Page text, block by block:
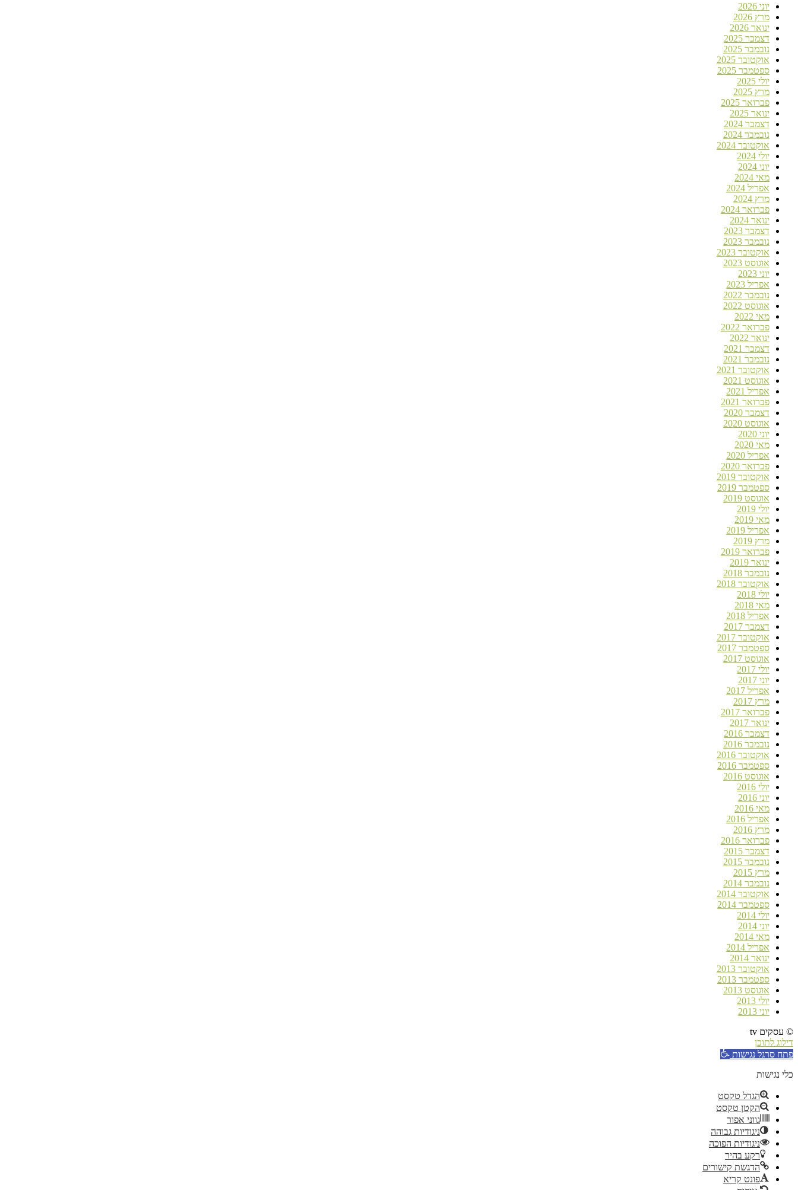
יוני 2026
מרץ 2026
ינואר 2026
דצמבר 2025
נובמבר 2025
אוקטובר 2025
ספטמבר 2025
יולי 2025
מרץ 2025
פברואר 2025
ינואר 2025
דצמבר 2024
נובמבר 2024
אוקטובר 2024
יולי 2024
יוני 2024
מאי 2024
אפריל 2024
מרץ 2024
פברואר 2024
ינואר 2024
דצמבר 2023
נובמבר 2023
אוקטובר 2023
אוגוסט 2023
יוני 2023
אפריל 2023
נובמבר 2022
אוגוסט 2022
מאי 2022
פברואר 2022
ינואר 2022
דצמבר 2021
נובמבר 2021
אוקטובר 2021
אוגוסט 2021
אפריל 2021
פברואר 2021
דצמבר 2020
אוגוסט 2020
יוני 2020
מאי 2020
אפריל 2020
פברואר 2020
אוקטובר 2019
ספטמבר 2019
אוגוסט 2019
יולי 2019
מאי 2019
אפריל 2019
מרץ 2019
פברואר 2019
ינואר 2019
נובמבר 2018
אוקטובר 2018
יולי 2018
מאי 2018
אפריל 2018
דצמבר 2017
אוקטובר 2017
ספטמבר 2017
אוגוסט 2017
יולי 2017
יוני 2017
אפריל 2017
מרץ 2017
פברואר 2017
ינואר 2017
דצמבר 2016
נובמבר 2016
אוקטובר 2016
ספטמבר 2016
אוגוסט 2016
יולי 2016
יוני 2016
מאי 2016
אפריל 2016
מרץ 2016
פברואר 2016
דצמבר 2015
נובמבר 2015
מרץ 2015
נובמבר 2014
אוקטובר 2014
ספטמבר 2014
יולי 2014
יוני 2014
מאי 2014
אפריל 2014
ינואר 2014
אוקטובר 2013
ספטמבר 2013
אוגוסט 2013
יולי 2013
יוני 2013
© עסקים tv
דילוג לתוכן
פתח סרגל נגישות
כלי נגישות
הגדל טקסט
הקטן טקסט
גווני אפור
ניגודיות גבוהה
ניגודיות הפוכה
רקע בהיר
הדגשת קישורים
פונט קריא